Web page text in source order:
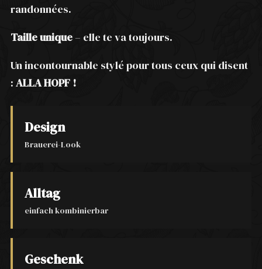
randonnées.
Taille unique– elle te va toujours.
Un incontournable stylé pour tous ceux qui disent
: ALLA HOPF !
Design
Brauerei-Look
Alltag
einfach kombinierbar
Geschenk